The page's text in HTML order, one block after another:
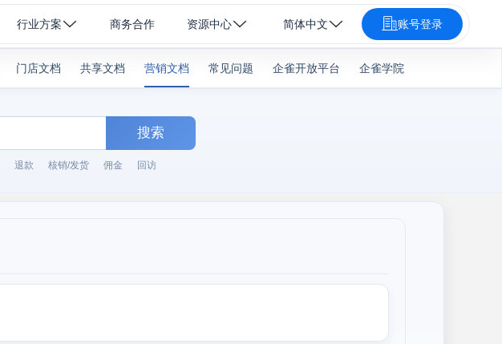
行业方案 商务合作 资源中心 简体中文 账号登录
门店文档 共享文档 营销文档 常见问题 企雀开放平台 企雀学院
搜索
退款 核销/发货 佣金 回访